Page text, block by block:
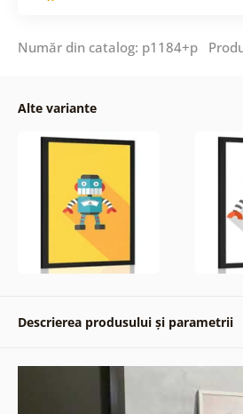
Număr din catalog: p1184+p
Alte variante
Descrierea produsului și parametrii